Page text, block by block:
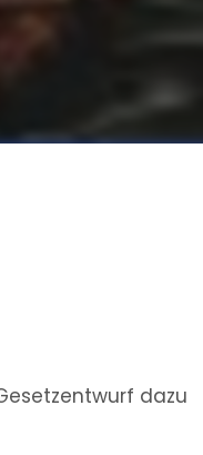
dazu